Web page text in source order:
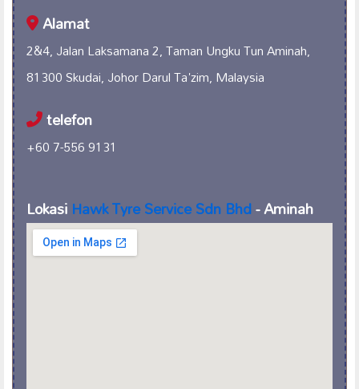
Alamat
2&4, Jalan Laksamana 2, Taman Ungku Tun Aminah,
81300 Skudai, Johor Darul Ta'zim, Malaysia
telefon
+60 7-556 9131
LokasiHawk Tyre Service Sdn Bhd- Aminah